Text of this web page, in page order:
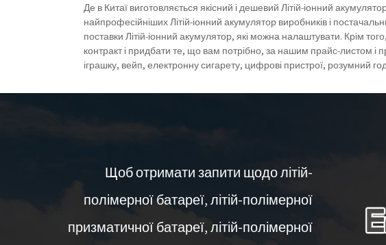
Де в Китаї виготовляється якісний і дешевий Літій-іонний
найпрофесійніших Літій-іонний акумулятор виробників і
поставки Літій-іонний акумулятор, які можна налаштувати. Крім
контракт і придбати те, що вам потрібно, за нашим прайс-листом
іграшку, вейп, електронну сигарету, цифрові пристрої, розумний
Щоб отримати запити щодо літій-
полімерної батареї, літій-полімерної
призматичної батареї, літій-полімерної